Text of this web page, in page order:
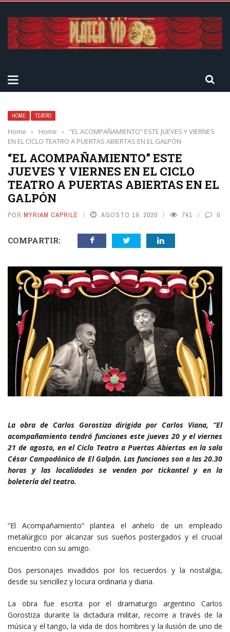
HOME TEATRO
Home › Home ›
“EL ACOMPAÑAMIENTO” ESTE JUEVES Y VIERNES
EN EL CICLO TEATRO A PUERTAS ABIERTAS EN EL GALPÓN
“EL ACOMPAÑAMIENTO” ESTE
JUEVES Y VIERNES EN EL CICLO
TEATRO A PUERTAS ABIERTAS EN EL
GALPÓN
POR MYRIAM CAPRILE AGOSTO 19, 2020 741 0
COMPARTIR:
La obra de Carlos Gorostiza dirigida por Carlos Viana, “El
acompañamiento tendrá funciones este jueves 20 y el viernes
21 de agosto, en el Ciclo Teatro a Puertas Abiertas en la sala
César Campodónico de El Galpón. Las funciones son a las 20.30
horas y las localidades se venden por tickantel y en la
boletería del teatro.
“El Acompañamiento” plantea el anhelo de un empleado
metalúrgico por alcanzar sus sueños postergados y el crucial
encuentro con su amigo.
Dos personajes invadidos por los recuerdos y la nostalgia,
desde su sencillez y locura ordinaria y diaria.
La obra fue escrita por el dramaturgo argentino Carlos
Gorostiza durante la dictadura militar, recorre a través de la
música y el tango, la vida de dos hombres y la ilusión de uno de